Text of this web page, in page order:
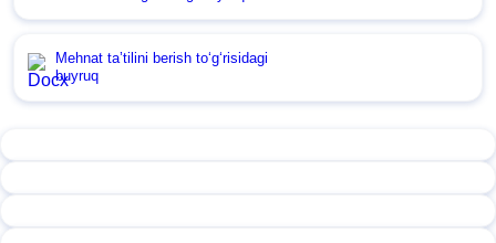
Mehnat ta’tilini berish toʻgʻrisidagi
buyruq